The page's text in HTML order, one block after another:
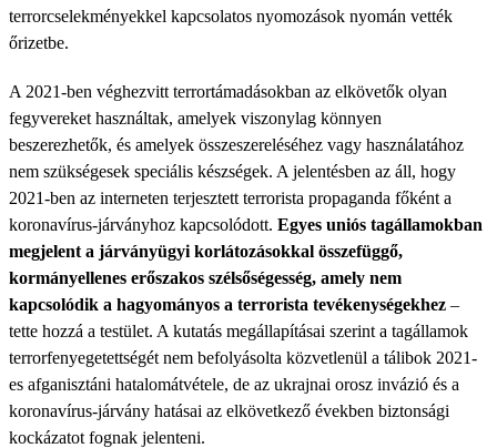
terrorcselekményekkel kapcsolatos nyomozások nyomán vették
őrizetbe.
A 2021-ben véghezvitt terrortámadásokban az elkövetők olyan
fegyvereket használtak, amelyek viszonylag könnyen
beszerezhetők, és amelyek összeszereléséhez vagy használatához
nem szükségesek speciális készségek. A jelentésben az áll, hogy
2021-ben az interneten terjesztett terrorista propaganda főként a
koronavírus-járványhoz kapcsolódott. Egyes uniós tagállamokban
megjelent a járványügyi korlátozásokkal összefüggő,
kormányellenes erőszakos szélsőségesség, amely nem
kapcsolódik a hagyományos a terrorista tevékenységekhez –
tette hozzá a testület. A kutatás megállapításai szerint a tagállamok
terrorfenyegetettségét nem befolyásolta közvetlenül a tálibok 2021-
es afganisztáni hatalomátvétele, de az ukrajnai orosz invázió és a
koronavírus-járvány hatásai az elkövetkező években biztonsági
kockázatot fognak jelenteni.